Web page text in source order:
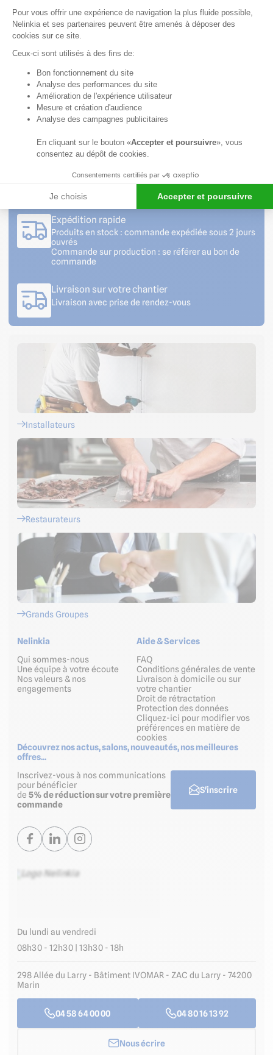
00
de contact
Professionnels ? Créez
votre compte et
bénéficiez d’avantages
Nos conseillers sont disponibles du lundi au
vendredi de 08h30 à 12h et de 13h30 à 18h
Expédition rapide
Produits en stock : commande expédiée sous 2 jours
ouvrés
Commande sur production : se référer au bon de
commande
Livraison sur votre chantier
Livraison avec prise de rendez-vous
Installateurs
Restaurateurs
Grands Groupes
Du lundi au vendredi
08h30 - 12h30 | 13h30 - 18h
298 Allée du Larry - Bâtiment IVOMAR - ZAC du Larry - 74200
Marin
04 58 64 00 00 04 80 16 13 92
Nous écrire
Nelinkia
Qui sommes-nous
Une équipe à votre écoute
Nos valeurs & nos
engagements
Aide & Services
FAQ
Conditions générales de vente
Livraison à domicile ou sur
votre chantier
Droit de rétractation
Protection des données
Cliquez-ici pour modifier vos
préférences en matière de
cookies
Découvrez nos actus, salons, nouveautés, nos meilleures
offres...
Inscrivez-vous à nos communications
pour bénéficier
de 5% de réduction sur votre première
commande
S'inscrire
Plateforme de Gestion du
Pour vous offrir une expérience de navigation la plus fluide possible,
Nelinkia et ses partenaires peuvent être amenés à déposer des
cookies sur ce site.
Ceux-ci sont utilisés à des fins de:
Bon fonctionnement du site
Analyse des performances du site
Amélioration de l'expérience utilisateur
Mesure et création d'audience
Analyse des campagnes publicitaires
En cliquant sur le bouton «Accepter et poursuivre», vous
consentez au dépôt de cookies.
Consentements certifiés par
Je choisis Accepter et poursuivre
Axeptio consent